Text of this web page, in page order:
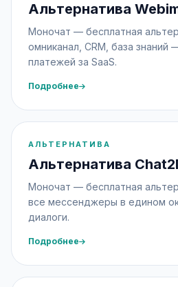
Альтернатива
Моночат — бесплатная
омниканал, CRM, база
платежей за SaaS.
Подробнее
АЛЬТЕРНАТИВА
Альтернатива
Моночат — бесплатная
все мессенджеры в едином
диалоги.
Подробнее